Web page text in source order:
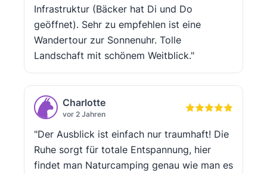
Infrastruktur (Bäcker hat Di und Do
geöffnet). Sehr zu empfehlen ist eine
Wandertour zur Sonnenuhr. Tolle
Landschaft mit schönem Weitblick."
Charlotte
vor 2 Jahren
"Der Ausblick ist einfach nur traumhaft! Die
Ruhe sorgt für totale Entspannung, hier
findet man Naturcamping genau wie man es